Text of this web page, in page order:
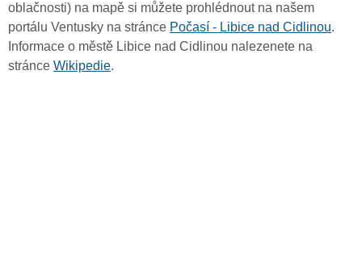
oblačnosti) na mapě si můžete prohlédnout na našem
portálu Ventusky na stránce Počasí - Libice nad Cidlinou.
Informace o městě Libice nad Cidlinou nalezenete na
stránce Wikipedie.